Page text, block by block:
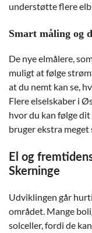
understøtte flere
Smart måling og
De nye elmålere,
muligt at følge
at du nemt kan se,
Flere elselskaber i
hvor du kan følge
bruger ekstra meget
El og
Skerninge
Udviklingen går
området. Mange
solceller, fordi de